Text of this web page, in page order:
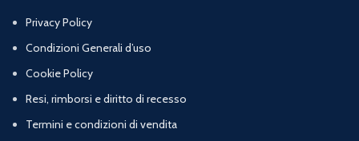
Privacy Policy
Condizioni Generali d’uso
Cookie Policy
Resi, rimborsi e diritto di recesso
Termini e condizioni di vendita